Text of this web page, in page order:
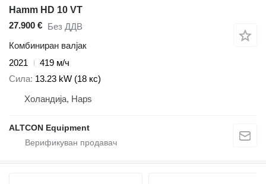
Hamm HD 10 VT
27.900 € Без ДДВ
Комбиниран валјак
2021
419 м/ч
Сила 13.23 kW (18 кс)
Холандија, Haps
ALTCON Equipment